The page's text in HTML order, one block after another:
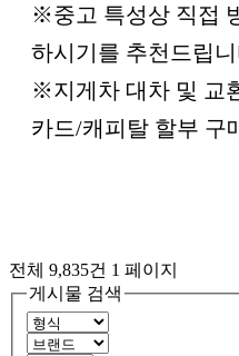
※중고 특성상 직접
하시기를 추천드립
※지게차 대차 및 교
카드/캐피탈 할부 구
전체 9,835건 1 페이지
게시물 검색